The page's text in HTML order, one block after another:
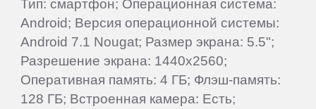
Тип: смартфон; Операционная система:
Android; Версия операционной системы:
Android 7.1 Nougat; Размер экрана: 5.5";
Разрешение экрана: 1440x2560;
Оперативная память: 4 ГБ; Флэш-память:
128 ГБ; Встроенная камера: Есть;